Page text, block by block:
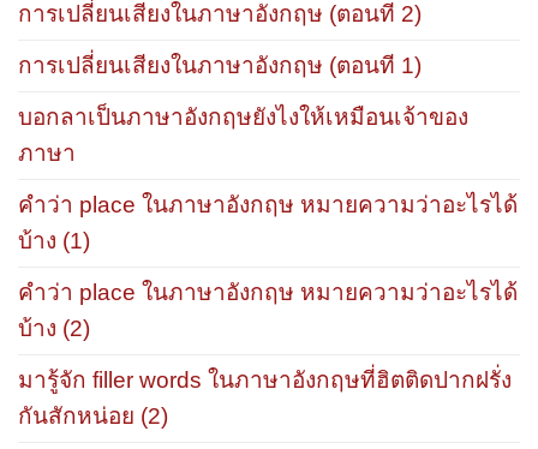
การเปลี่ยนเสียงในภาษาอังกฤษ (ตอนที 2)
การเปลี่ยนเสียงในภาษาอังกฤษ (ตอนที 1)
บอกลาเป็นภาษาอังกฤษยังไงให้เหมือนเจ้าของ
ภาษา
คำว่า place ในภาษาอังกฤษ หมายความว่าอะไรได้
บ้าง (1)
คำว่า place ในภาษาอังกฤษ หมายความว่าอะไรได้
บ้าง (2)
มารู้จัก filler words ในภาษาอังกฤษที่ฮิตติดปากฝรั่ง
กันสักหน่อย (2)